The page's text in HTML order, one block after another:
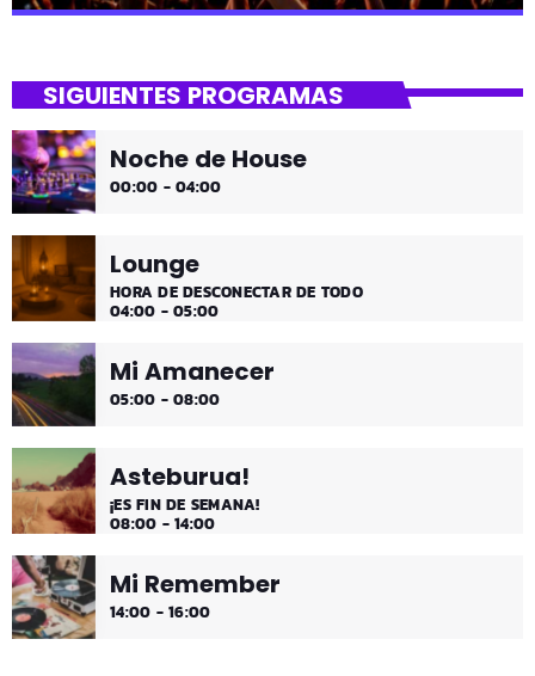
Asteburuak zureak eta gureak dira! Dantza Bizkaia!
SIGUIENTES PROGRAMAS
Noche de House
00:00 - 04:00
Lounge
HORA DE DESCONECTAR DE TODO
04:00 - 05:00
Mi Amanecer
05:00 - 08:00
Asteburua!
¡ES FIN DE SEMANA!
08:00 - 14:00
Mi Remember
14:00 - 16:00